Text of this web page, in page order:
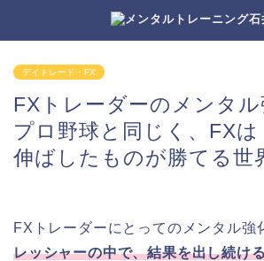
デイトレード・FX
FXトレーダーのメンタル
プロ野球と同じく、FXは
伸ばしたものが勝てる世
FXトレーダーにとってのメンタル強
レッシャーの中で、結果を出し続け